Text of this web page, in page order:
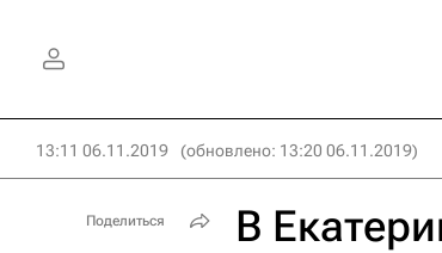
13:11 06.11.2019 (обновлено: 13:20 06.11.2019)
В
Поделиться